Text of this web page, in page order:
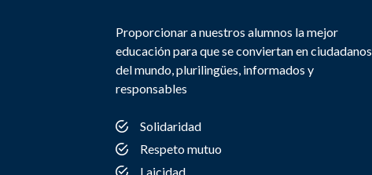
Proporcionar a nuestros alumnos la mejor
educación para que se conviertan en ciudadanos
del mundo, plurilingües, informados y
responsables
Solidaridad
Respeto mutuo
Laicidad